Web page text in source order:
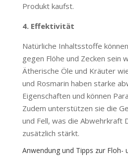
Produkt kaufst.
4. Effektivität
Natürliche Inhaltsstoffe
gegen Flöhe und Zecken sein
Ätherische Öle und Kräuter
und Rosmarin haben starke
Eigenschaften und können
Zudem unterstützen sie die
und Fell, was die Abwehrkraft
zusätzlich stärkt.
Anwendung und Tipps zur Floh-